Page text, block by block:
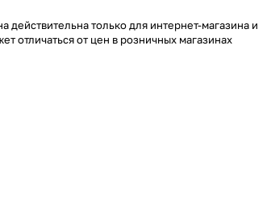
действительна только для интернет-магазина и
отличаться от цен в розничных магазинах